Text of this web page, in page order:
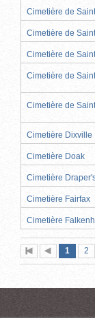
Cimetière de
Cimetière de
Cimetière de
Cimetière de
Cimetière de
Cimetière Dixville
Cimetière Doak
Cimetière
Cimetière Fairfax
Cimetière
pageprécédente
Page
1 (page
2